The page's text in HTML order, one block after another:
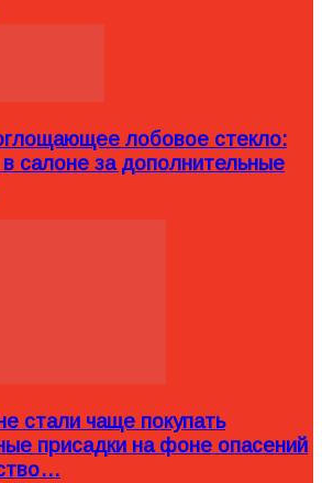
лобовое стекло:
салоне за дополнительные
стали чаще покупать
присадки на фоне опасений